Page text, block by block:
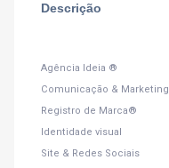
Descrição
Agência Ideia ®
Comunicação & Marketing
Registro de Marca®
Identidade visual
Site & Redes Sociais